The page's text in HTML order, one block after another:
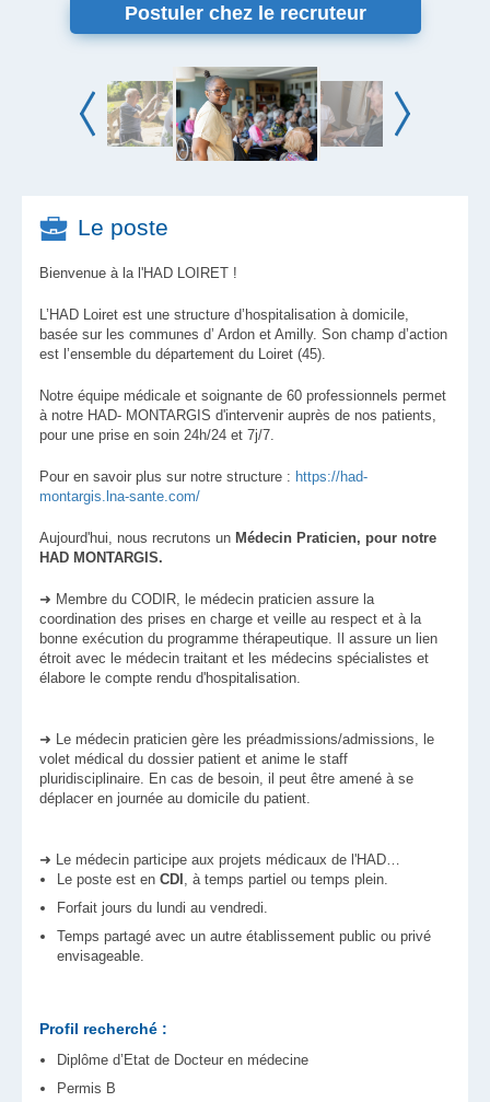
Postuler chez le recruteur
Le poste
Bienvenue à la l'HAD LOIRET !
L’HAD Loiret est une structure d’hospitalisation à domicile,
basée sur les communes d’ Ardon et Amilly. Son champ d’action
est l’ensemble du département du Loiret (45).
Notre équipe médicale et soignante de 60 professionnels permet
à notre HAD- MONTARGIS d'intervenir auprès de nos patients,
pour une prise en soin 24h/24 et 7j/7.
Pour en savoir plus sur notre structure : https://had-
montargis.lna-sante.com/
Aujourd'hui, nous recrutons un Médecin Praticien, pour notre
HAD MONTARGIS.
➜ Membre du CODIR, le médecin praticien assure la
coordination des prises en charge et veille au respect et à la
bonne exécution du programme thérapeutique. Il assure un lien
étroit avec le médecin traitant et les médecins spécialistes et
élabore le compte rendu d'hospitalisation.
➜ Le médecin praticien gère les préadmissions/admissions, le
volet médical du dossier patient et anime le staff
pluridisciplinaire. En cas de besoin, il peut être amené à se
déplacer en journée au domicile du patient.
➜ Le médecin participe aux projets médicaux de l'HAD…
Le poste est en CDI
, à temps partiel ou temps plein.
Forfait jours du lundi au vendredi.
Temps partagé avec un autre établissement public ou privé
envisageable.
Profil recherché :
Diplôme d’Etat de Docteur en médecine
Permis B